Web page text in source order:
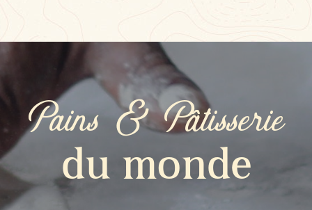
Pains & Pâtisserie
du monde